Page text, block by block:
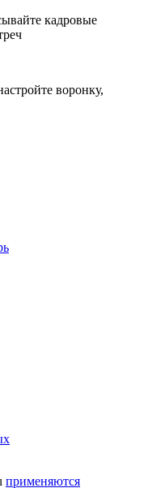
кадровые
воронку,
применяются